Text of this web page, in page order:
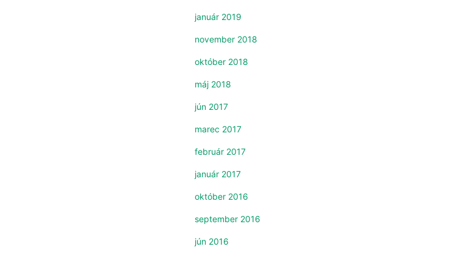
január 2019
november 2018
október 2018
máj 2018
jún 2017
marec 2017
február 2017
január 2017
október 2016
september 2016
jún 2016